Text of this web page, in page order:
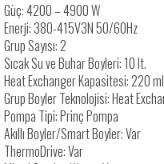
Güç: 4200 – 4900 W
Enerji: 380-415V3N 50/60Hz
Grup Sayısı: 2
Sıcak Su ve Buhar Boyleri: 10 lt.
Heat Exchanger Kapasitesi: 220
Grup Boyler Teknolojisi: Heat
Pompa Tipi: Prinç Pompa
Akıllı Boyler/Smart Boyler: Var
ThermoDrive: Var